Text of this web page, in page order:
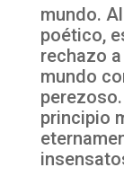
mundo.
poético,
rechazo
mundo
principio